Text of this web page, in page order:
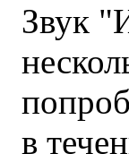
Звук
в